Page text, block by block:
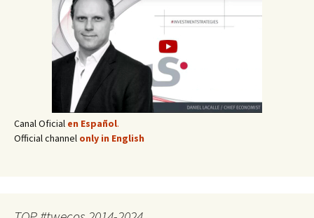
Canal Oficial en Español.
Official channel only in English